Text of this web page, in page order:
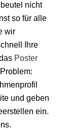
nicht
so für alle
wir
Ihre
Poster
und geben
ein.